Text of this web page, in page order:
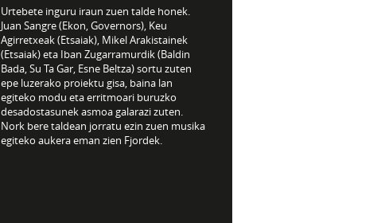
Urtebete inguru iraun zuen talde honek.
Juan Sangre (Ekon, Governors), Keu
Agirretxeak (Etsaiak), Mikel Arakistainek
(Etsaiak) eta Iban Zugarramurdik (Baldin
Bada, Su Ta Gar, Esne Beltza) sortu zuten
epe luzerako proiektu gisa, baina lan
egiteko modu eta erritmoari buruzko
desadostasunek asmoa galarazi zuten.
Nork bere taldean jorratu ezin zuen musika
egiteko aukera eman zien Fjordek.